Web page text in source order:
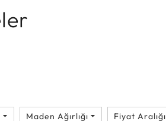
Maden Ağırlığı Fiyat Aralığı